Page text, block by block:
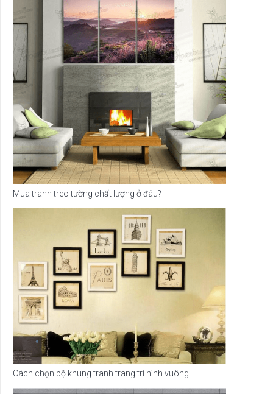
Mua tranh treo tường chất lượng ở đâu?
Cách chọn bộ khung tranh trang trí hình vuông